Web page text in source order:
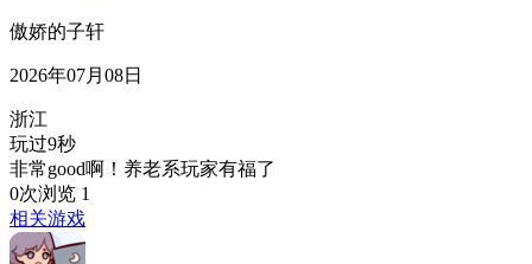
傲娇的子轩
2026年07月08日
浙江
玩过9秒
非常good啊！养老系玩家有福了
0次浏览 1
相关游戏